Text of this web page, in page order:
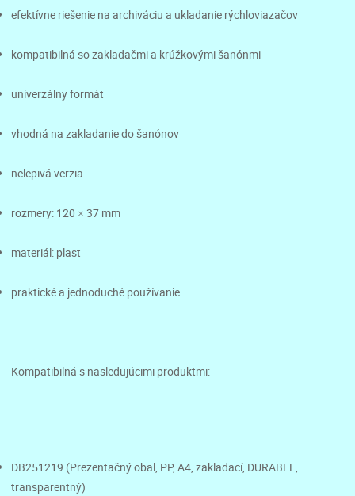
efektívne riešenie na archiváciu a ukladanie rýchloviazačov
kompatibilná so zakladačmi a krúžkovými šanónmi
univerzálny formát
vhodná na zakladanie do šanónov
nelepivá verzia
rozmery: 120 × 37 mm
materiál: plast
praktické a jednoduché používanie
Kompatibilná s nasledujúcimi produktmi:
DB251219 (Prezentačný obal, PP, A4, zakladací, DURABLE,
transparentný)